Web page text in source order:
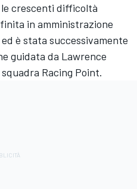
crescenti difficoltà
in amministrazione
è stata successivamente
guidata da Lawrence
Racing Point.